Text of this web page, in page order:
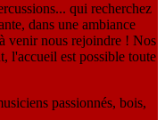
qui recherchez
dans une ambiance
venir nous rejoindre ! Nos
l'accueil est possible toute
passionnés, bois,